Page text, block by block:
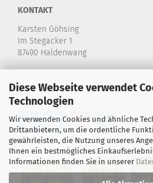
Diese Webseite verwendet
Technologien
Wir verwenden Cookies und ähnliche
Drittanbietern, um die ordentliche
gewährleisten, die Nutzung unseres
Ihnen ein bestmögliches
Informationen finden Sie in unserer
KONTAKT
Karsten Göhsing
Im Stegacker 1
87490 Haldenwang
E-Mail:info@karstensdartshop.de